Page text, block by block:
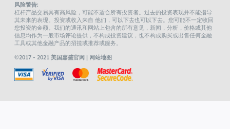
风险警告:
杠杆产品交易具有高风险，可能不适合所有投资者。过去的投资表现并不能指导
其未来的表现。投资或收入来自 他们，可以下去也可以下去。您可能不一定收回
您投资的金额。我们的通讯和网站上包含的所有意见，新闻，分析，价格或其他
信息均作为一般市场评论提供，不构成投资建议，也不构成购买或出售任何金融
工具或其他金融产品的招揽或推荐或服务。
©2017 - 2021 美国嘉盛官网 | 网站地图